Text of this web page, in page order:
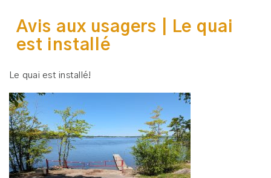
Avis aux usagers | Le quai
est installé
Le quai est installé!